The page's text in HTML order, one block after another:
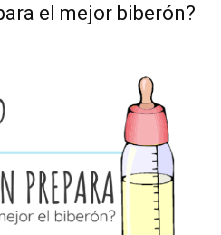
el mejor biberón?